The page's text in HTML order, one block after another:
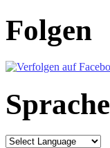
Folgen
Sprache